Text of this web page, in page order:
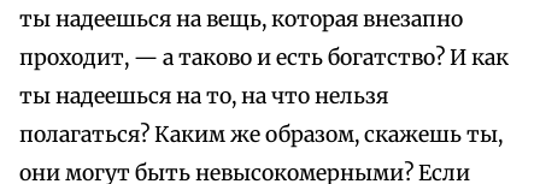
ты надеешься на вещь, которая внезапно
проходит, — а таково и есть богатство? И как
ты надеешься на то, на что нельзя
полагаться? Каким же образом, скажешь ты,
они могут быть невысокомерными? Если